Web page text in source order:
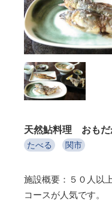
天然鮎料理 おもだ
たべる 関市
施設概要：５０人以
コースが人気です。